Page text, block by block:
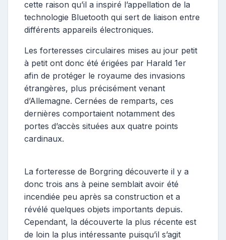
cette raison qu’il a inspiré l’appellation de la
technologie Bluetooth qui sert de liaison entre
différents appareils électroniques.
Les forteresses circulaires mises au jour petit
à petit ont donc été érigées par Harald 1er
afin de protéger le royaume des invasions
étrangères, plus précisément venant
d’Allemagne. Cernées de remparts, ces
dernières comportaient notamment des
portes d’accès situées aux quatre points
cardinaux.
La forteresse de Borgring découverte il y a
donc trois ans à peine semblait avoir été
incendiée peu après sa construction et a
révélé quelques objets importants depuis.
Cependant, la découverte la plus récente est
de loin la plus intéressante puisqu’il s’agit